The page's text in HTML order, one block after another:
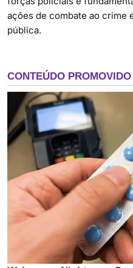
ações de combate ao crime
pública.